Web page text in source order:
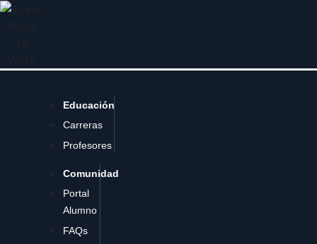
Educación
Carreras
Profesores
Comunidad
Portal
Alumno
FAQs